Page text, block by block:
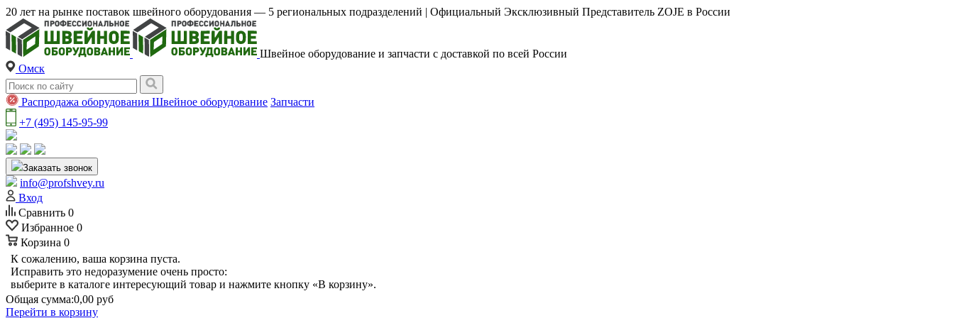
20 лет на рынке поставок швейного оборудования — 5 региональных подразделений | Официальный Эксклюзивный Представитель ZOJE в России
Швейное оборудование и запчасти с доставкой по всей России
Омск
Распродажа оборудования Швейное оборудование Запчасти
+7 (495) 145-95-99
Заказать звонок
info@profshvey.ru
Вход
Сравнить 0
Избранное 0
Корзина 0
К сожалению, ваша корзина пуста.
Исправить это недоразумение очень просто:
выберите в каталоге интересующий товар и нажмите кнопку «В корзину».
Общая сумма:0,00 руб
Перейти в корзину